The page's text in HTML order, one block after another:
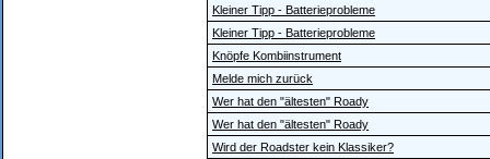
Kleiner Tipp - Batterieprobleme
Kleiner Tipp - Batterieprobleme
Knöpfe Kombiinstrument
Melde mich zurück
Wer hat den "ältesten" Roady
Wer hat den "ältesten" Roady
Wird der Roadster kein Klassiker?